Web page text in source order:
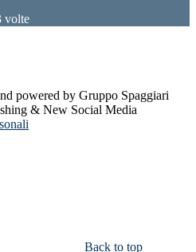
volte
powered by Gruppo Spaggiari
& New Social Media
Back to top